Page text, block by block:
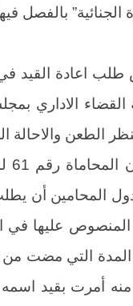
بالفصل
اعادة القيد
الاداري
الطعن والاحالة
المحامين أن
المدة التي مضت
منه أمرت بقيد